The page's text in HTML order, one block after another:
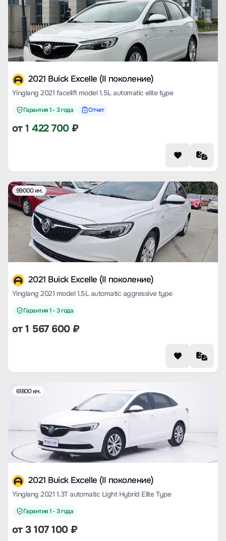
2021 Buick Excelle (II поколение)
Yinglang 2021 facelift model 1.5L automatic elite type
Гарантия 1 - 3 года Отчет
от1 422 700₽
99000 км.
2021 Buick Excelle (II поколение)
Yinglang 2021 model 1.5L automatic aggressive type
Гарантия 1 - 3 года
от1 567 600₽
61800 км.
2021 Buick Excelle (II поколение)
Yinglang 2021 1.3T automatic Light Hybrid Elite Type
Гарантия 1 - 3 года
от3 107 100₽